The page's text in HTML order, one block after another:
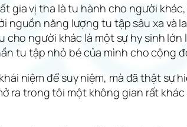
gia vị tha là tu hành cho người
nguồn năng lượng tu tập sâu xa và
người khác là một sự hy sinh
tu tập nhỏ bé của mình cho cộng
niệm để suy niệm, mà đã thật
ra trong tôi một không gian rất